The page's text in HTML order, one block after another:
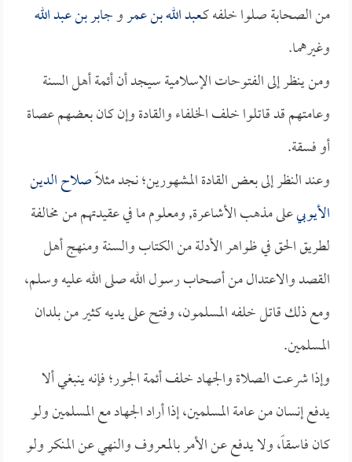
من الصحابة صلوا خلفه كـعبد الله بن عمروجابر بن عبد الله
وغيرهما.
ومن ينظر إلى الفتوحات الإسلامية سيجد أن أئمة أهل السنة
وعامتهم قد قاتلوا خلف الخلفاء والقادة وإن كان بعضهم عصاة
أو فسقة.
وعند النظر إلى بعض القادة المشهورين؛ نجد مثلاًصلاح الدين
الأيوبيعلى مذهب الأشاعرة, ومعلوم ما في عقيدتهم من مخالفة
لطريق الحق في ظواهر الأدلة من الكتاب والسنة ومنهج أهل
القصد والاعتدال من أصحاب رسول الله صلى الله عليه وسلم،
ومع ذلك قاتل خلفه المسلمون، وفتح على يديه كثير من بلدان
المسلمين.
وإذا شرعت الصلاة والجهاد خلف أئمة الجور؛ فإنه ينبغي ألا
يدفع إنسان من عامة المسلمين، إذا أراد الجهاد مع المسلمين ولو
كان فاسقاً، ولا يدفع عن الأمر بالمعروف والنهي عن المنكر ولو